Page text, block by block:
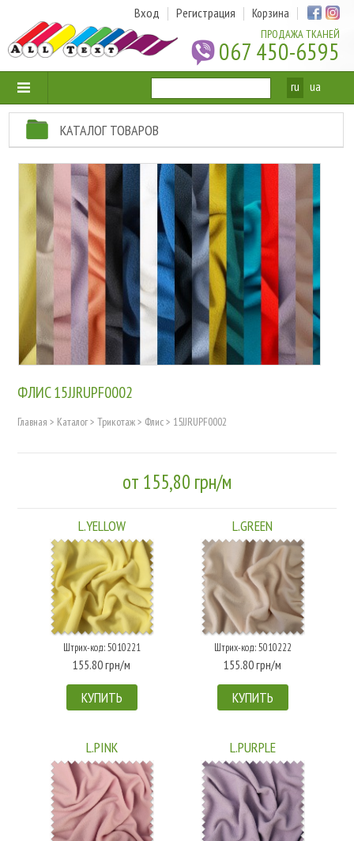
ПРОДАЖА ТКАНЕЙ
067 450-6595
Вход Регистрация Корзина
ru ua
КАТАЛОГ ТОВАРОВ
ФЛИC 15JJRUPF0002
Главная > Каталог> Трикотаж> Флиc> 15JJRUPF0002
от 155,80 грн/м
L.YELLOW
Штрих-код: 5010221
155.80 грн/м
КУПИТЬ
L.GREEN
Штрих-код: 5010222
155.80 грн/м
КУПИТЬ
L.PINK L.PURPLE